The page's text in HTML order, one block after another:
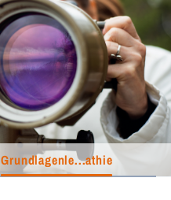
Grundlagenle...athie